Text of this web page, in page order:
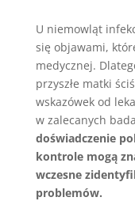
U niemowląt
się objawami,
medycznej.
przyszłe matki
wskazówek od
w zalecanych
doświadczenie
kontrole mogą
wczesne
problemów.